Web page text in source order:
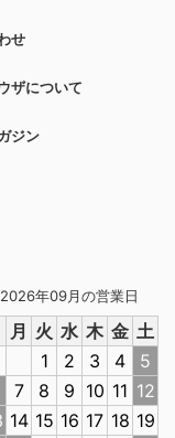
2026年09月の営業日
月 火 水 木 金 土
1
2 3 4
5
7 8 9 10 11 12
14 15 16 17 18 19
せ
ザについて
ジン